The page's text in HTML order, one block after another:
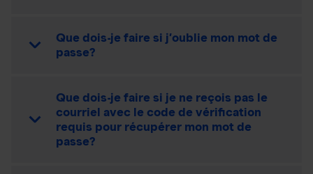
Que dois-je faire si j’oublie mon mot de
passe?
Que dois-je faire si je ne reçois pas le
courriel avec le code de vérification
requis pour récupérer mon mot de
passe?